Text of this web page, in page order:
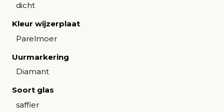
dicht
Kleur wijzerplaat
Parelmoer
Uurmarkering
Diamant
Soort glas
saffier